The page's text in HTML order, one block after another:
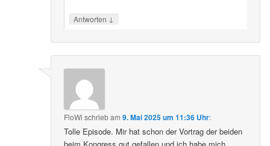
Antworten ↓
FloWi schriebam9. Mai 2025 um 11:36 Uhr:
Tolle Episode. Mir hat schon der Vortrag der beiden